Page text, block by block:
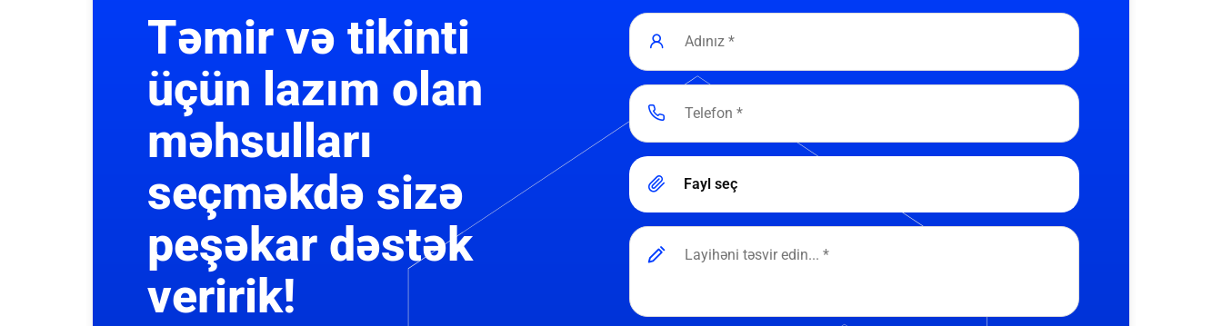
Təmir və tikinti
üçün lazım olan
məhsulları
seçməkdə sizə
peşəkar dəstək
veririk!
Fayl seç